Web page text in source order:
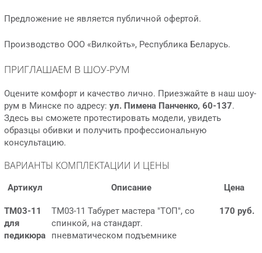
Предложение не является публичной офертой.
Производство ООО «Вилкойть», Республика Беларусь.
ПРИГЛАШАЕМ В ШОУ-РУМ
Оцените комфорт и качество лично. Приезжайте в наш шоу-
рум в Минске по адресу: ул. Пимена Панченко, 60-137.
Здесь вы сможете протестировать модели, увидеть
образцы обивки и получить профессиональную
консультацию.
ВАРИАНТЫ КОМПЛЕКТАЦИИ И ЦЕНЫ
Артикул Описание Цена
ТМ03-11
для
педикюра
ТМ03-11 Табурет мастера "ТОП", со
спинкой, на стандарт.
пневматическом подъемнике
170 руб.